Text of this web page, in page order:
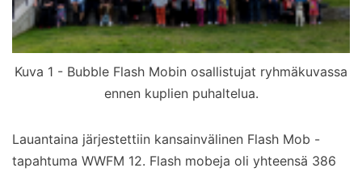
Kuva 1 - Bubble Flash Mobin osallistujat ryhmäkuvassa
ennen kuplien puhaltelua.
Lauantaina järjestettiin kansainvälinen Flash Mob -
tapahtuma WWFM 12. Flash mobeja oli yhteensä 386